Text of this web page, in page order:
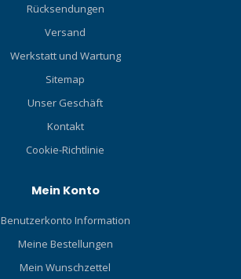
Rücksendungen
Versand
Werkstatt und Wartung
Sitemap
Unser Geschäft
Kontakt
Cookie-Richtlinie
Mein Konto
Benutzerkonto Information
Meine Bestellungen
Mein Wunschzettel